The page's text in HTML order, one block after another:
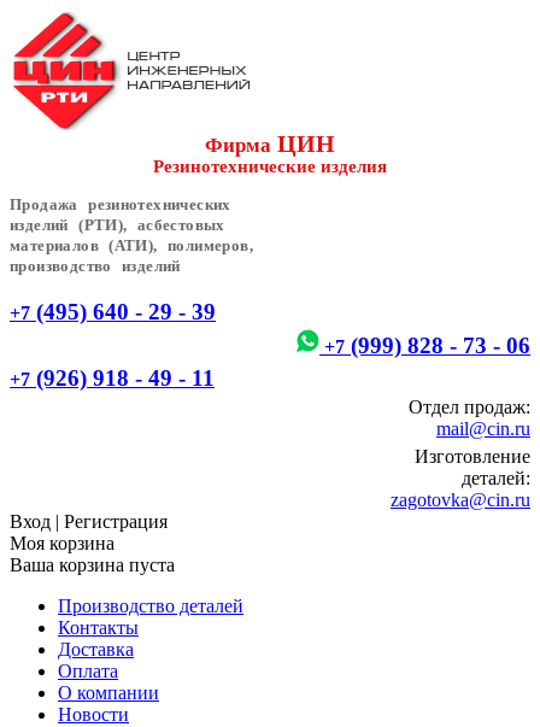
Фирма ЦИН
Резинотехнические изделия
Продажа резинотехнических
изделий (РТИ), асбестовых
материалов (АТИ), полимеров,
производство изделий
+7 (495) 640 - 29 - 39
+7 (999) 828 - 73 - 06
+7 (926) 918 - 49 - 11
Отдел продаж:
mail@cin.ru
Изготовление
деталей:
zagotovka@cin.ru
Вход | Регистрация
Моя корзина
Ваша корзина пуста
Производство деталей
Контакты
Доставка
Оплата
О компании
Новости